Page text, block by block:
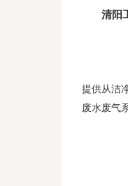
清阳
提供从洁
废水废气